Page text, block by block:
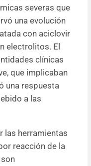
severas que
una evolución
con aciclovir
electrolitos. El
clínicas
que implicaban
una respuesta
a las
las herramientas
reacción de la